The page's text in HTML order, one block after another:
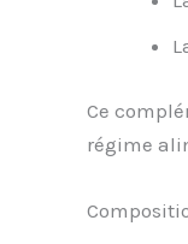
Ce
régime